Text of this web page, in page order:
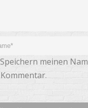
Speichern meinen